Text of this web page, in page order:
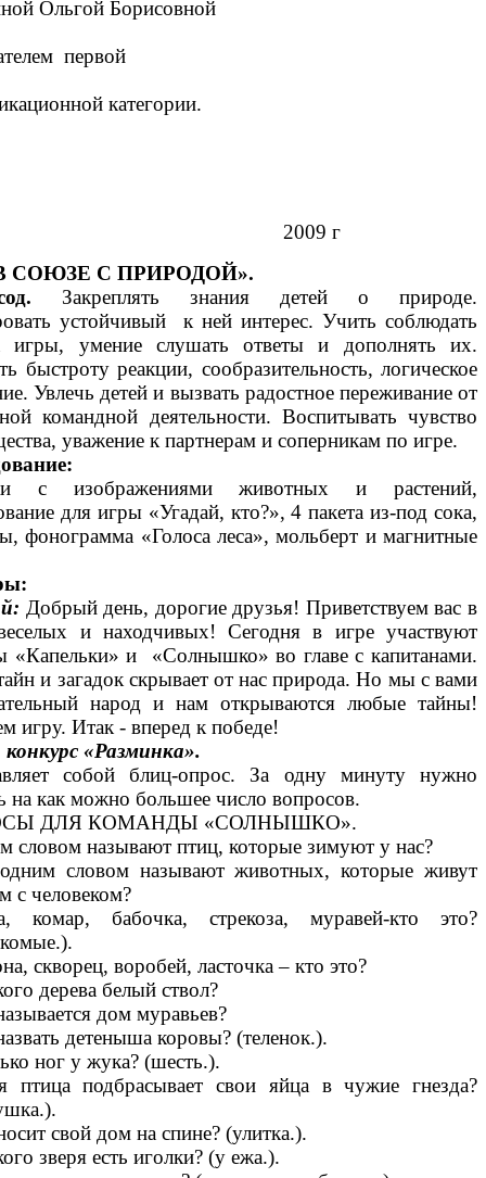
Ольгой Борисовной
первой
категории.
г
СОЮЗЕ С ПРИРОДОЙ».
Закреплять знания детей о природе.
устойчивый к ней интерес. Учить соблюдать
игры, умение слушать ответы и дополнять их.
быстроту реакции, сообразительность, логическое
Увлечь детей и вызвать радостное переживание от
командной деятельности. Воспитывать чувство
уважение к партнерам и соперникам по игре.
с изображениями животных и растений,
для игры «Угадай, кто?», 4 пакета из-под сока,
фонограмма «Голоса леса», мольберт и магнитные
Добрый день, дорогие друзья! Приветствуем вас в
и находчивых! Сегодня в игре участвуют
«Капельки» и «Солнышко» во главе с капитанами.
и загадок скрывает от нас природа. Но мы с вами
народ и нам открываются любые тайны!
игру. Итак - вперед к победе!
«Разминка».
собой блиц-опрос. За одну минуту нужно
на как можно большее число вопросов.
ДЛЯ КОМАНДЫ «СОЛНЫШКО».
словом называют птиц, которые зимуют у нас?
словом называют животных, которые живут
с человеком?
комар, бабочка, стрекоза, муравей-кто это?
скворец, воробей, ласточка – кто это?
дерева белый ствол?
дом муравьев?
детеныша коровы? (теленок.).
ног у жука? (шесть.).
птица подбрасывает свои яйца в чужие гнезда?
свой дом на спине? (улитка.).
зверя есть иголки? (у ежа.).